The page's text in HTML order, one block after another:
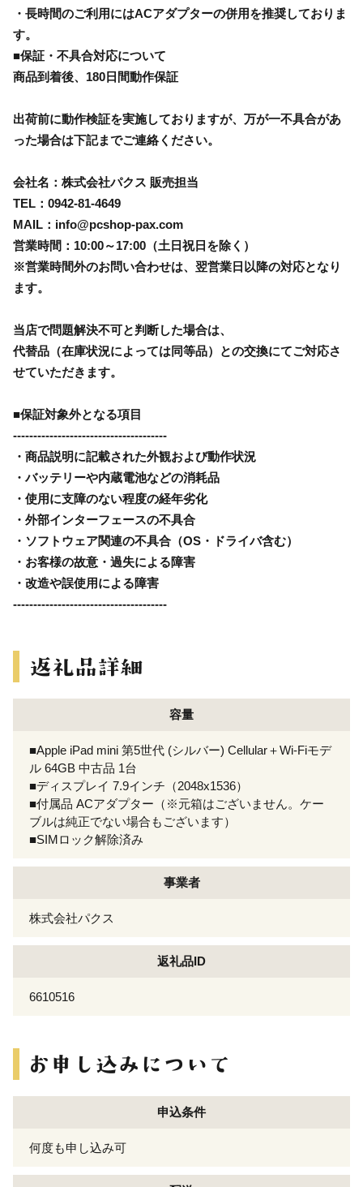
・長時間のご利用にはACアダプターの併用を推奨しておりま
す。
■保証・不具合対応について
商品到着後、180日間動作保証
出荷前に動作検証を実施しておりますが、万が一不具合があ
った場合は下記までご連絡ください。
会社名：株式会社パクス 販売担当
TEL：0942-81-4649
MAIL：info@pcshop-pax.com
営業時間：10:00～17:00（土日祝日を除く）
※営業時間外のお問い合わせは、翌営業日以降の対応となり
ます。
当店で問題解決不可と判断した場合は、
代替品（在庫状況によっては同等品）との交換にてご対応さ
せていただきます。
■保証対象外となる項目
--------------------------------------
・商品説明に記載された外観および動作状況
・バッテリーや内蔵電池などの消耗品
・使用に支障のない程度の経年劣化
・外部インターフェースの不具合
・ソフトウェア関連の不具合（OS・ドライバ含む）
・お客様の故意・過失による障害
・改造や誤使用による障害
--------------------------------------
容量
■Apple iPad mini 第5世代 (シルバー) Cellular＋Wi-Fiモデ
ル 64GB 中古品 1台
■ディスプレイ 7.9インチ（2048x1536）
■付属品 ACアダプター（※元箱はございません。ケー
ブルは純正でない場合もございます）
■SIMロック解除済み
事業者
株式会社パクス
返礼品ID
6610516
申込条件
何度も申し込み可